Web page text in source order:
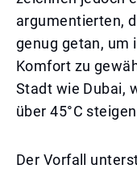
argumentierten,
genug getan, um
Komfort zu
Stadt wie Dubai,
über 45°C
Der Vorfall